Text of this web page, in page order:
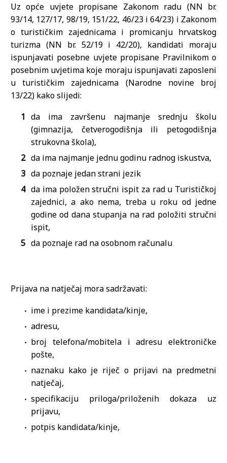
Uz opće uvjete propisane Zakonom radu (NN br.
93/14, 127/17, 98/19, 151/22, 46/23 i 64/23) i Zakonom
o turističkim zajednicama i promicanju hrvatskog
turizma (NN br. 52/19 i 42/20), kandidati moraju
ispunjavati posebne uvjete propisane Pravilnikom o
posebnim uvjetima koje moraju ispunjavati zaposleni
u turističkim zajednicama (Narodne novine broj
13/22) kako slijedi:
da ima završenu najmanje srednju školu
(gimnazija, četverogodišnja ili petogodišnja
strukovna škola),
da ima najmanje jednu godinu radnog iskustva,
da poznaje jedan strani jezik
da ima položen stručni ispit za rad u Turističkoj
zajednici, a ako nema, treba u roku od jedne
godine od dana stupanja na rad položiti stručni
ispit,
da poznaje rad na osobnom računalu
Prijava na natječaj mora sadržavati:
ime i prezime kandidata/kinje,
adresu,
broj telefona/mobitela i adresu elektroničke
pošte,
naznaku kako je riječ o prijavi na predmetni
natječaj,
specifikaciju priloga/priloženih dokaza uz
prijavu,
potpis kandidata/kinje,